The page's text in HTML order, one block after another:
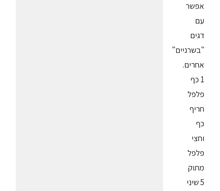
אפשר
עם
דגים
"בשרניים"
אחרים.
1 כף
פלפל
חריף
כף
וחצי
פלפל
מתוק
5 שיני